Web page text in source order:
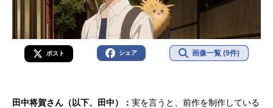
ポスト シェア 画像一覧 (9件)
田中将賀さん（以下、田中）： 実を言うと、前作を制作している